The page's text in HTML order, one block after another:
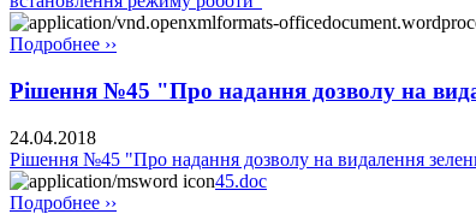
Подробнее ››
Рішення №45 "Про надання дозволу на
24.04.2018
Рішення №45 "Про надання дозволу на видалення
45.doc
Подробнее ››